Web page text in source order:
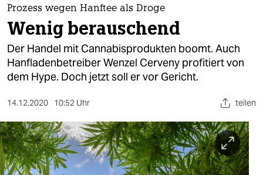
themen
politik
öko
gesellschaft
sport
berlin
Prozess wegen Hanftee als Droge
Wenig berauschend
Der Handel mit Cannabisprodukten boomt. Auch
Hanfladenbetreiber Wenzel Cerveny profitiert von
dem Hype. Doch jetzt soll er vor Gericht.
14.12.2020 10:52 Uhr teilen